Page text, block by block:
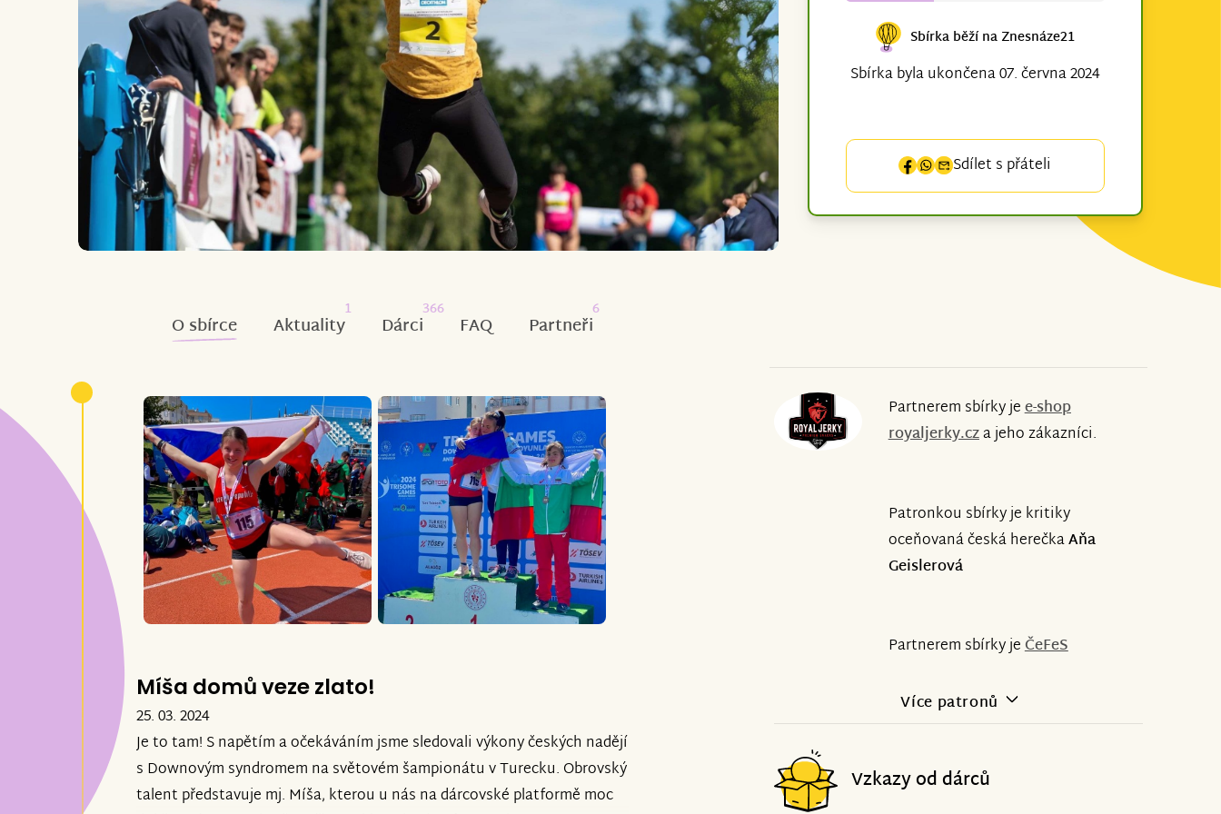
Sbírka běží na Znesnáze21
Sbírka byla ukončena 07. června 2024
Sdílet s přáteli
O sbírce Aktuality
1
Dárci
366
FAQ Partneři
6
Míša domů veze zlato!
25. 03. 2024
Je to tam! S napětím a očekáváním jsme sledovali výkony českých nadějí
s Downovým syndromem na světovém šampionátu v Turecku. Obrovský
talent představuje mj. Míša, kterou u nás na dárcovské platformě moc
Partnerem sbírky jee-shop
royaljerky.cza jeho zákazníci.
Patronkou sbírky je kritiky
oceňovaná česká herečkaAňa
Geislerová
Partnerem sbírky jeČeFeS
Více patronů
Vzkazy od dárců